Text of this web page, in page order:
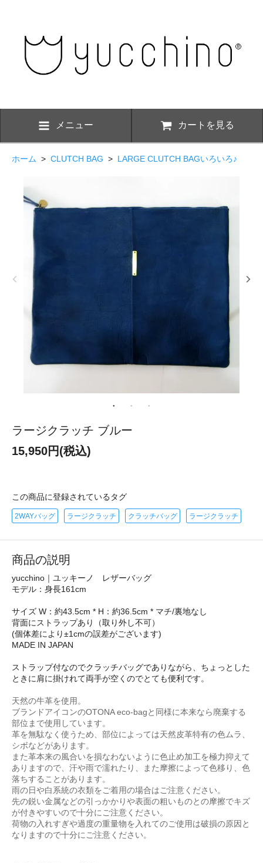
メニュー カートを見る
ホーム > CLUTCH BAG > LARGE CLUTCH BAGいろいろ♪
ラージクラッチ ブルー
15,950円(税込)
この商品に登録されているタグ
2WAYバッグ ラージクラッチ クラッチバッグ ラージクラッチ
商品の説明
yucchino｜ユッキーノ レザーバッグ
モデル：身長161cm
サイズ W：約43.5cm * H：約36.5cm * マチ/裏地なし
背面にストラップあり（取り外し不可）
(個体差により±1cmの誤差がございます)
MADE IN JAPAN
ストラップ付なのでクラッチバッグでありながら、ちょっとした
ときに肩に掛けれて両手が空くのでとても便利です。
天然の牛革を使用。
ブランドアイコンのOTONA eco-bagと同様に本来なら廃棄する
部位まで使用しています。
革を無駄なく使うため、部位によっては天然皮革特有の色ムラ、
シボなどがあります。
また革本来の風合いを損なわないように色止め加工を極力抑えて
ありますので、汗や雨で濡れたり、また摩擦によって色移り、色
落ちすることがあります。
雨の日や白系統の衣類をご着用の場合はご注意ください。
先の鋭い金属などの引っかかりや表面の粗いものとの摩擦でキズ
が付きやすいので十分にご注意ください。
荷物の入れすぎや過度の重量物を入れてのご使用は破損の原因と
なりますので十分にご注意ください。